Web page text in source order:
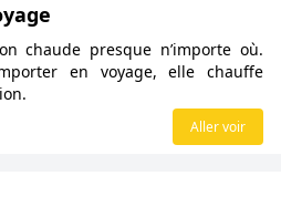
chaude presque n’importe où.
en voyage, elle chauffe
Aller voir